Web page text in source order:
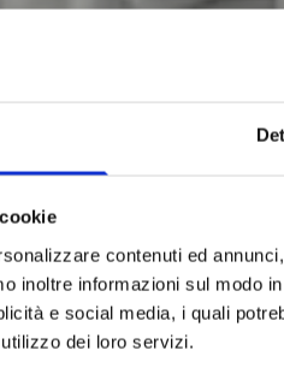
contenuti ed
inoltre informazioni sul modo
e social media, i quali
dei loro servizi.
Quality